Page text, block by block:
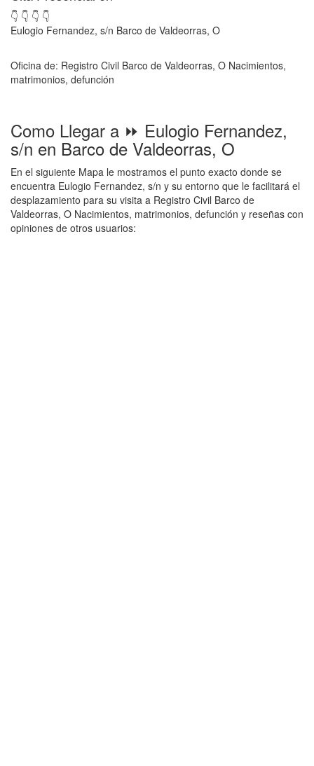
👇 👇 👇 👇
Eulogio Fernandez, s/n Barco de Valdeorras, O
Oficina de: Registro Civil Barco de Valdeorras, O Nacimientos,
matrimonios, defunción
Como Llegar a ⏩ Eulogio Fernandez,
s/n en Barco de Valdeorras, O
En el siguiente Mapa le mostramos el punto exacto donde se
encuentra Eulogio Fernandez, s/n y su entorno que le facilitará el
desplazamiento para su visita a Registro Civil Barco de
Valdeorras, O Nacimientos, matrimonios, defunción y reseñas con
opiniones de otros usuarios: